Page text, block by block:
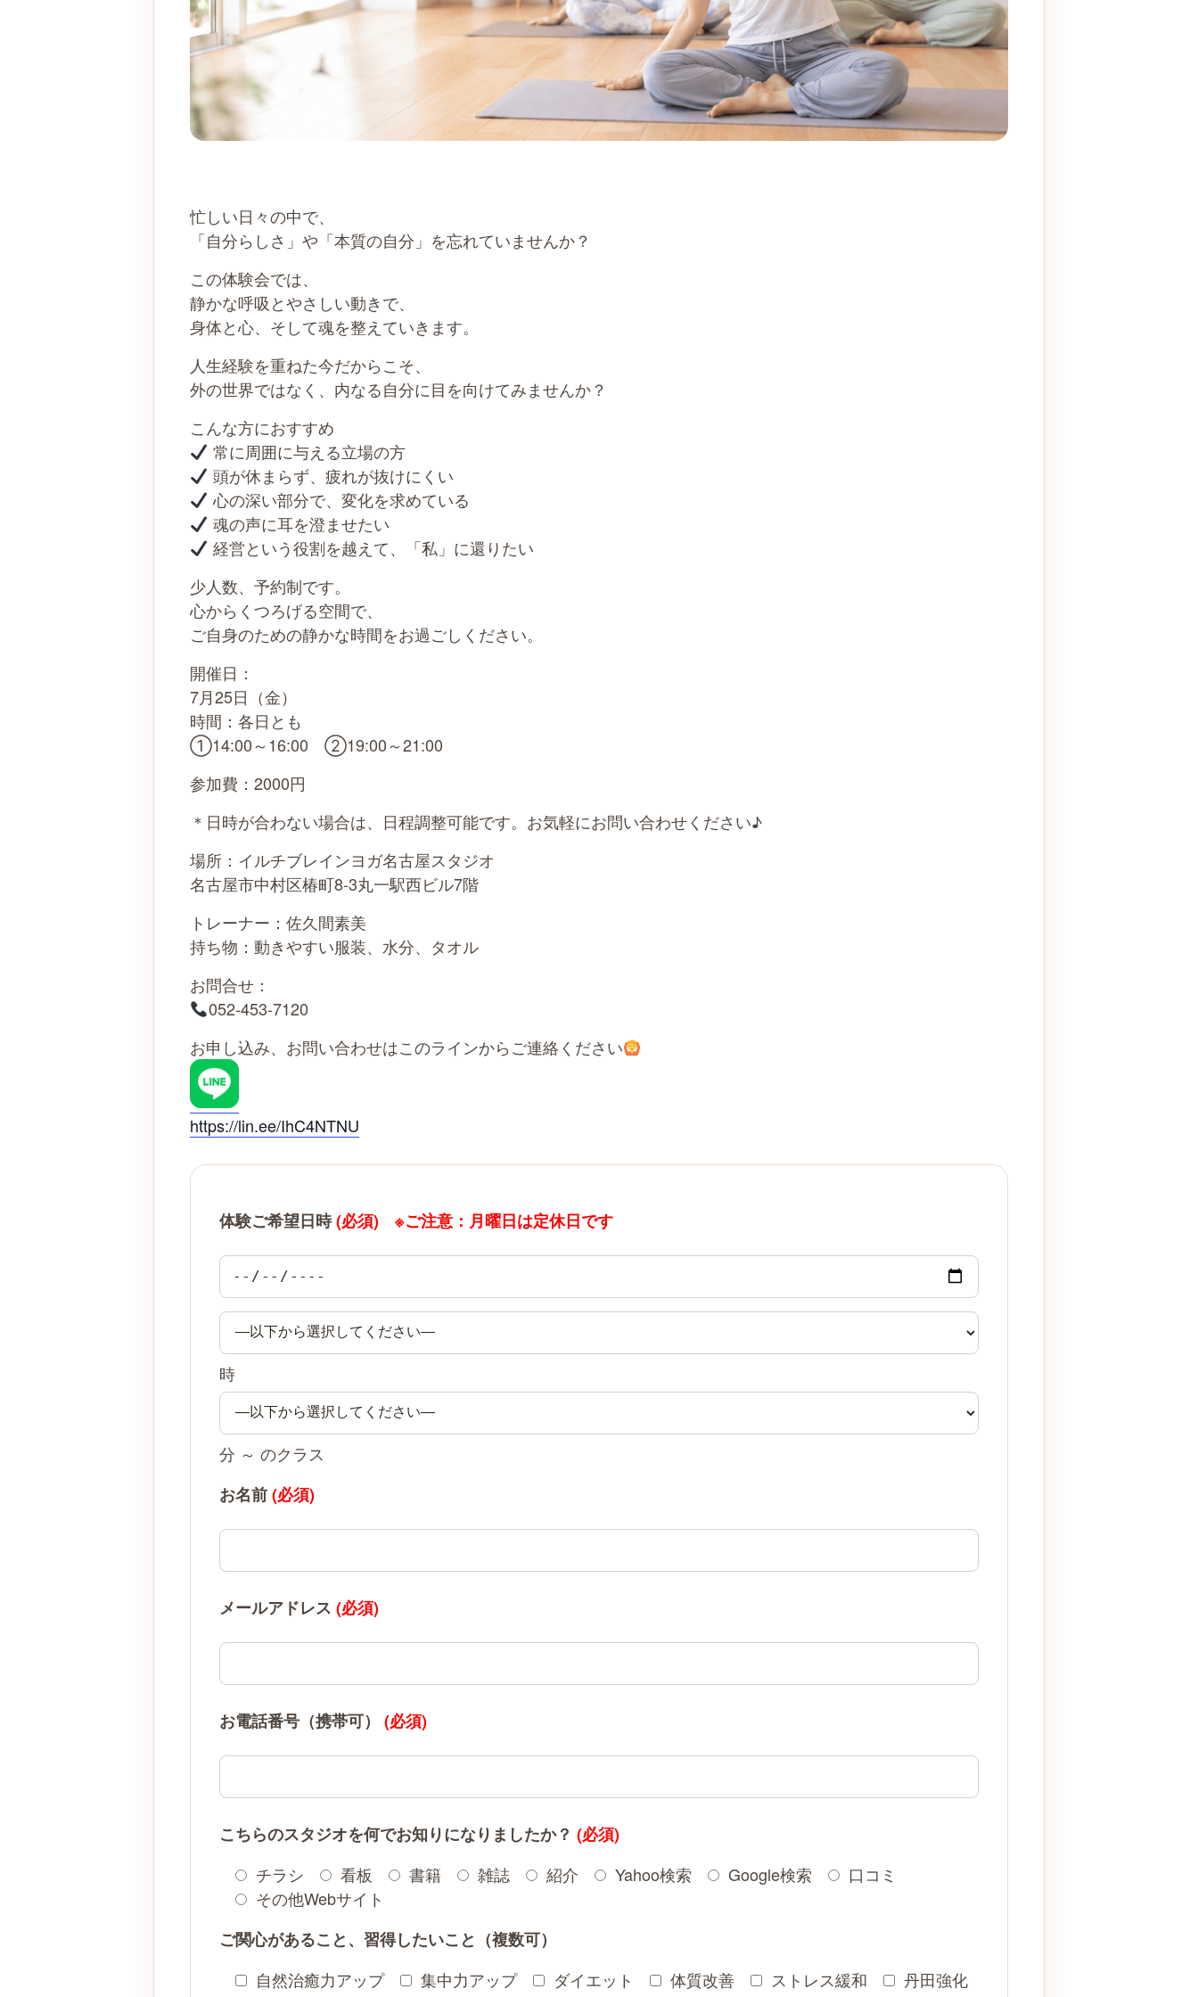
忙しい日々の中で、
「自分らしさ」や「本質の自分」を忘れていませんか？
この体験会では、
静かな呼吸とやさしい動きで、
身体と心、そして魂を整えていきます。
人生経験を重ねた今だからこそ、
外の世界ではなく、内なる自分に目を向けてみませんか？
こんな方におすすめ
常に周囲に与える立場の方
頭が休まらず、疲れが抜けにくい
心の深い部分で、変化を求めている
魂の声に耳を澄ませたい
経営という役割を越えて、「私」に還りたい
少人数、予約制です。
心からくつろげる空間で、
ご自身のための静かな時間をお過ごしください。
開催日：
7月25日（金）
時間：各日とも
①14:00～16:00 ②19:00～21:00
参加費：2000円
＊日時が合わない場合は、日程調整可能です。お気軽にお問い合わせください♪
場所：イルチブレインヨガ名古屋スタジオ
名古屋市中村区椿町8-3丸一駅西ビル7階
トレーナー：佐久間素美
持ち物：動きやすい服装、水分、タオル
お問合せ：
052-453-7120
お申し込み、お問い合わせはこのラインからご連絡ください
https://lin.ee/IhC4NTNU
体験ご希望日時(必須) ※ご注意：月曜日は定休日です
時
分 ～ のクラス
お名前(必須)
メールアドレス (必須)
お電話番号（携帯可） (必須)
こちらのスタジオを何でお知りになりましたか？ (必須)
チラシ
看板 書籍 雑誌 紹介 Yahoo検索 Google検索
口コミ
その他Webサイト
ご関心があること、習得したいこと（複数可）
自然治癒力アップ
集中力アップ ダイエット 体質改善 ストレス緩和
丹田強化